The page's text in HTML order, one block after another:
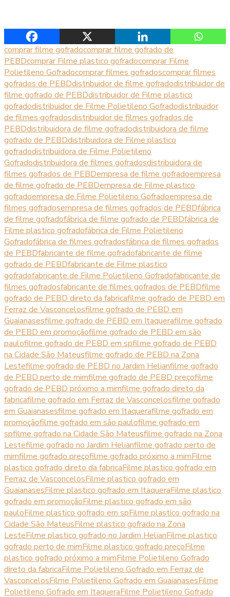
comprar filme gofradocomprar filme gofrado de
PEBDcomprar Filme plastico gofradocomprar Filme
Polietileno Gofradocomprar filmes gofradoscomprar filmes
gofrados de PEBDdistribuidor de filme gofradodistribuidor de
filme gofrado de PEBDdistribuidor de Filme plastico
gofradodistribuidor de Filme Polietileno Gofradodistribuidor
de filmes gofradosdistribuidor de filmes gofrados de
PEBDdistribuidora de filme gofradodistribuidora de filme
gofrado de PEBDdistribuidora de Filme plastico
gofradodistribuidora de Filme Polietileno
Gofradodistribuidora de filmes gofradosdistribuidora de
filmes gofrados de PEBDempresa de filme gofradoempresa
de filme gofrado de PEBDempresa de Filme plastico
gofradoempresa de Filme Polietileno Gofradoempresa de
filmes gofradosempresa de filmes gofrados de PEBDfábrica
de filme gofradofábrica de filme gofrado de PEBDfábrica de
Filme plastico gofradofábrica de Filme Polietileno
Gofradofábrica de filmes gofradosfábrica de filmes gofrados
de PEBDfabricante de filme gofradofabricante de filme
gofrado de PEBDfabricante de Filme plastico
gofradofabricante de Filme Polietileno Gofradofabricante de
filmes gofradosfabricante de filmes gofrados de PEBDfilme
gofrado de PEBD direto da fabricafilme gofrado de PEBD em
Ferraz de Vasconcelosfilme gofrado de PEBD em
Guaianasesfilme gofrado de PEBD em Itaquerafilme gofrado
de PEBD em promoçãofilme gofrado de PEBD em são
paulofilme gofrado de PEBD em spfilme gofrado de PEBD
na Cidade São Mateusfilme gofrado de PEBD na Zona
Lestefilme gofrado de PEBD no Jardim Helianfilme gofrado
de PEBD perto de mimfilme gofrado de PEBD preçofilme
gofrado de PEBD próximo a mimfilme gofrado direto da
fabricafilme gofrado em Ferraz de Vasconcelosfilme gofrado
em Guaianasesfilme gofrado em Itaquerafilme gofrado em
promoçãofilme gofrado em são paulofilme gofrado em
spfilme gofrado na Cidade São Mateusfilme gofrado na Zona
Lestefilme gofrado no Jardim Helianfilme gofrado perto de
mimfilme gofrado preçofilme gofrado próximo a mimFilme
plastico gofrado direto da fabricaFilme plastico gofrado em
Ferraz de VasconcelosFilme plastico gofrado em
GuaianasesFilme plastico gofrado em ItaqueraFilme plastico
gofrado em promoçãoFilme plastico gofrado em são
pauloFilme plastico gofrado em spFilme plastico gofrado na
Cidade São MateusFilme plastico gofrado na Zona
LesteFilme plastico gofrado no Jardim HelianFilme plastico
gofrado perto de mimFilme plastico gofrado preçoFilme
plastico gofrado próximo a mimFilme Polietileno Gofrado
direto da fabricaFilme Polietileno Gofrado em Ferraz de
VasconcelosFilme Polietileno Gofrado em GuaianasesFilme
Polietileno Gofrado em ItaqueraFilme Polietileno Gofrado